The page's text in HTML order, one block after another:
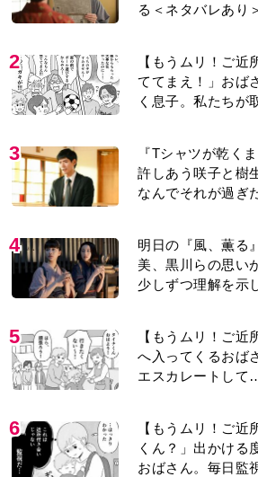
る＜ネタバレあり＞
2
【もうムリ！ご
ててまえ！」おば
く息子。私たち
3
『Tシャツが乾く
許しあう咲子と樹
なんでそれが過ぎ
4
明日の『風、薫る
美、黒川らの思い
少しずつ理解を示
5
【もうムリ！ご近
へ入ってくるおば
エスカレートして
6
【もうムリ！ご
くん？」出かける
おばさん。毎日監